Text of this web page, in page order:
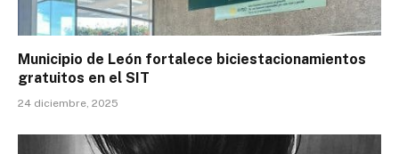
Municipio de León fortalece biciestacionamientos
gratuitos en el SIT
24 diciembre, 2025